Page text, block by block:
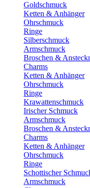
Goldschmuck
Ketten & Anhänger
Ohrschmuck
Ringe
Silberschmuck
Armschmuck
Broschen &
Charms
Ketten & Anhänger
Ohrschmuck
Ringe
Krawattenschmuck
Irischer Schmuck
Armschmuck
Broschen &
Charms
Ketten & Anhänger
Ohrschmuck
Ringe
Schottischer
Armschmuck